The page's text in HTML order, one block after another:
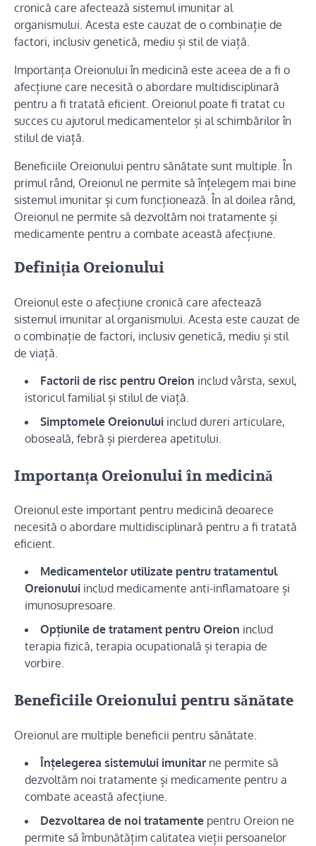
cronică care afectează sistemul imunitar al
organismului. Acesta este cauzat de o combinație de
factori, inclusiv genetică, mediu și stil de viață.
Importanța Oreionului în medicină este aceea de a fi o
afecțiune care necesită o abordare multidisciplinară
pentru a fi tratată eficient. Oreionul poate fi tratat cu
succes cu ajutorul medicamentelor și al schimbărilor în
stilul de viață.
Beneficiile Oreionului pentru sănătate sunt multiple. În
primul rând, Oreionul ne permite să înțelegem mai bine
sistemul imunitar și cum funcționează. În al doilea rând,
Oreionul ne permite să dezvoltăm noi tratamente și
medicamente pentru a combate această afecțiune.
Definiția Oreionului
Oreionul este o afecțiune cronică care afectează
sistemul imunitar al organismului. Acesta este cauzat de
o combinație de factori, inclusiv genetică, mediu și stil
de viață.
Factorii de risc pentru Oreion includ vârsta, sexul,
istoricul familial și stilul de viață.
Simptomele Oreionului includ dureri articulare,
oboseală, febră și pierderea apetitului.
Importanța Oreionului în medicină
Oreionul este important pentru medicină deoarece
necesită o abordare multidisciplinară pentru a fi tratată
eficient.
Medicamentelor utilizate pentru tratamentul
Oreionului includ medicamente anti-inflamatoare și
imunosupresoare.
Opțiunile de tratament pentru Oreion includ
terapia fizică, terapia ocupatională și terapia de
vorbire.
Beneficiile Oreionului pentru sănătate
Oreionul are multiple beneficii pentru sănătate.
Înțelegerea sistemului imunitar ne permite să
dezvoltăm noi tratamente și medicamente pentru a
combate această afecțiune.
Dezvoltarea de noi tratamente pentru Oreion ne
permite să îmbunătățim calitatea vieții persoanelor